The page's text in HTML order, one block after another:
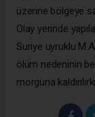
üzerine bölgeye
Olay yerinde
Suriye uyruklu
ölüm nedeninin
morguna